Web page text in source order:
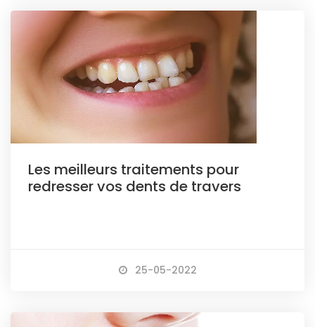
Les meilleurs traitements pour
redresser vos dents de travers
25-05-2022